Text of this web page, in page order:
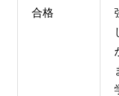
合格